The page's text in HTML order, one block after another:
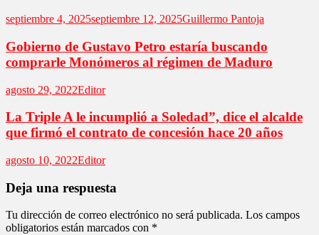
septiembre 4, 2025septiembre 12, 2025Guillermo Pantoja
Gobierno de Gustavo Petro estaría buscando
comprarle Monómeros al régimen de Maduro
agosto 29, 2022Editor
La Triple A le incumplió a Soledad”, dice el alcalde
que firmó el contrato de concesión hace 20 años
agosto 10, 2022Editor
Deja una respuesta
Tu dirección de correo electrónico no será publicada. Los campos
obligatorios están marcados con *